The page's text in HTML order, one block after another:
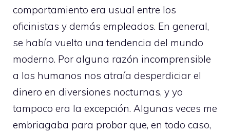
comportamiento era usual entre los
oficinistas y demás empleados. En general,
se había vuelto una tendencia del mundo
moderno. Por alguna razón incomprensible
a los humanos nos atraía desperdiciar el
dinero en diversiones nocturnas, y yo
tampoco era la excepción. Algunas veces me
embriagaba para probar que, en todo caso,